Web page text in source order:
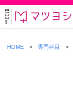
HOME 専門科目